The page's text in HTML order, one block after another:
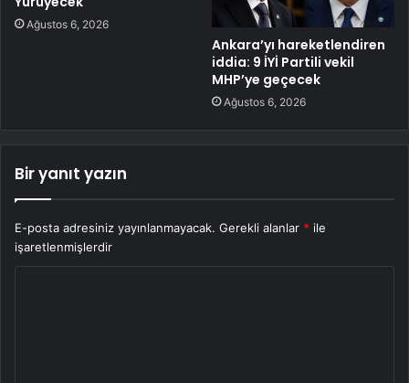
Ağustos 6, 2026
Ankara’yı hareketlendiren
iddia: 9 İYİ Partili vekil
MHP’ye geçecek
Ağustos 6, 2026
Bir yanıt yazın
E-posta adresiniz yayınlanmayacak. Gerekli alanlar * ile
işaretlenmişlerdir